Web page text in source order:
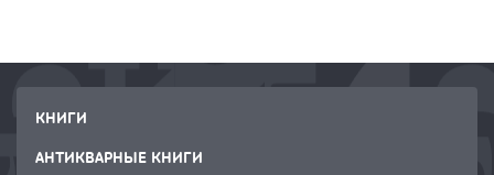
КНИГИ
АНТИКВАРНЫЕ КНИГИ